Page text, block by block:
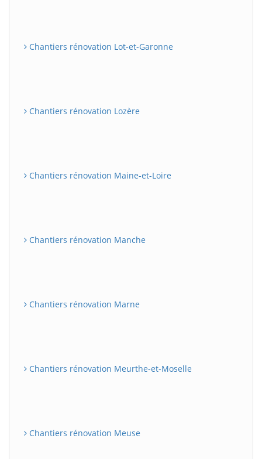
Chantiers rénovation Lot-et-Garonne
Chantiers rénovation Lozère
Chantiers rénovation Maine-et-Loire
Chantiers rénovation Manche
Chantiers rénovation Marne
Chantiers rénovation Meurthe-et-Moselle
Chantiers rénovation Meuse